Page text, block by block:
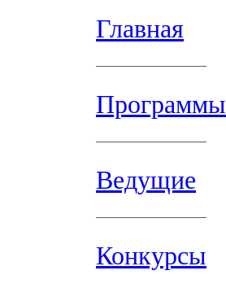
Главная
Программы
Ведущие
Конкурсы